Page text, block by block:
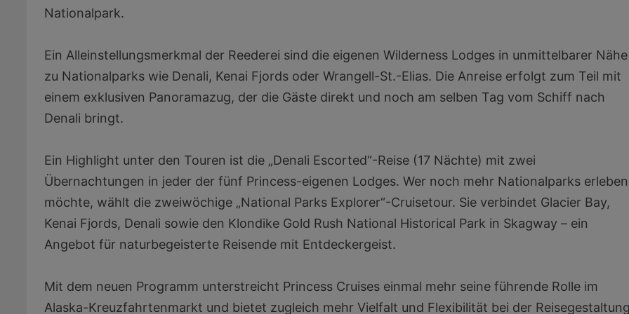
Nationalpark.
Ein Alleinstellungsmerkmal der Reederei sind die eigenen Wilderness Lodges in unmittelbarer Nähe
zu Nationalparks wie Denali, Kenai Fjords oder Wrangell-St.-Elias. Die Anreise erfolgt zum Teil mit
einem exklusiven Panoramazug, der die Gäste direkt und noch am selben Tag vom Schiff nach
Denali bringt.
Ein Highlight unter den Touren ist die „Denali Escorted“-Reise (17 Nächte) mit zwei
Übernachtungen in jeder der fünf Princess-eigenen Lodges. Wer noch mehr Nationalparks erleben
möchte, wählt die zweiwöchige „National Parks Explorer“-Cruisetour. Sie verbindet Glacier Bay,
Kenai Fjords, Denali sowie den Klondike Gold Rush National Historical Park in Skagway – ein
Angebot für naturbegeisterte Reisende mit Entdeckergeist.
Mit dem neuen Programm unterstreicht Princess Cruises einmal mehr seine führende Rolle im
Alaska-Kreuzfahrtenmarkt und bietet zugleich mehr Vielfalt und Flexibilität bei der